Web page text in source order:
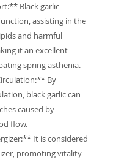
Black garlic
assisting in the
and harmful
it an excellent
spring asthenia.
By
black garlic can
caused by
flow.
It is considered
promoting vitality